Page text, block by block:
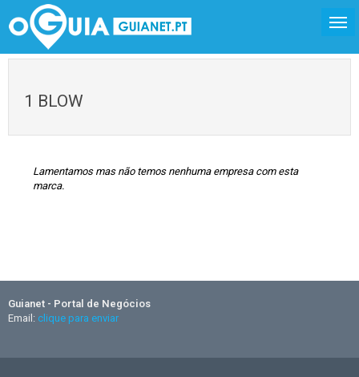
1 BLOW
Lamentamos mas não temos nenhuma empresa com esta
marca.
Guianet - Portal de Negócios
Email: clique para enviar